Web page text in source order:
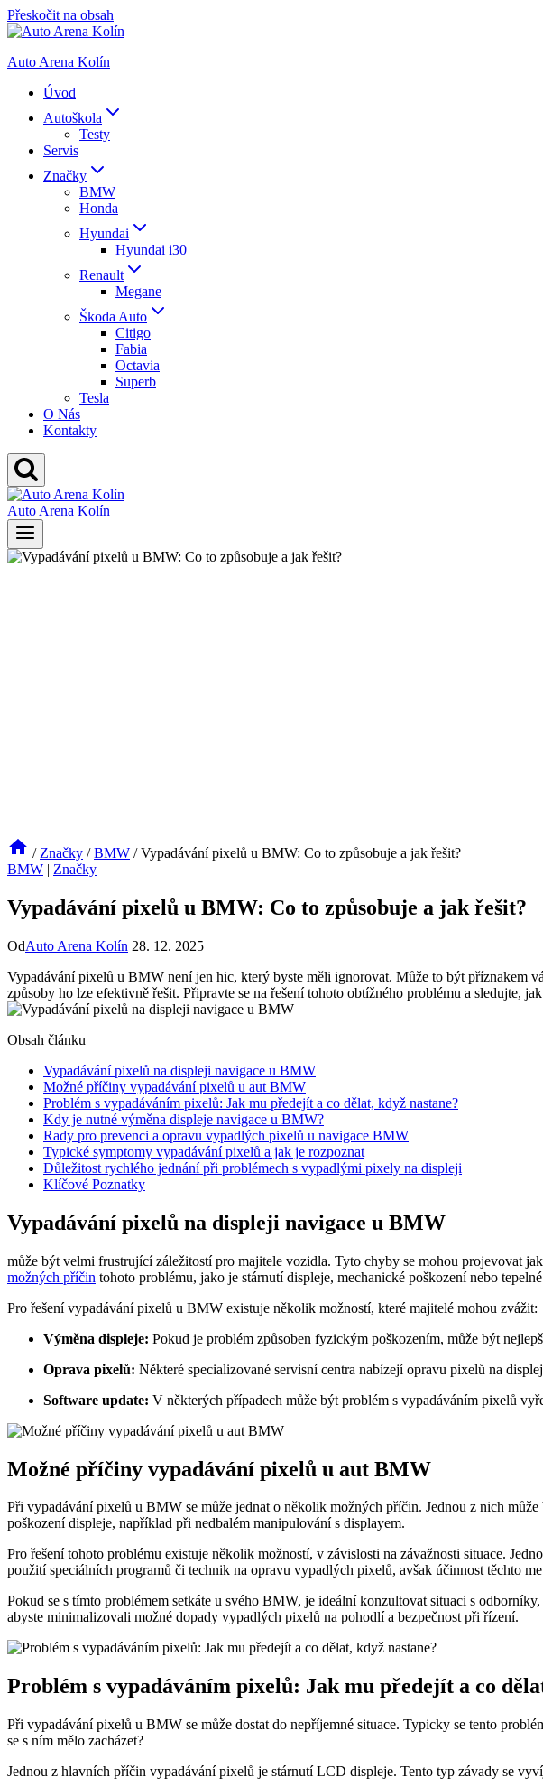
Přeskočit na obsah
Auto Arena Kolín
Úvod
Autoškola
Testy
Servis
Značky
BMW
Honda
Hyundai
Hyundai i30
Renault
Megane
Škoda Auto
Citigo
Fabia
Octavia
Superb
Tesla
O Nás
Kontakty
Auto Arena Kolín
/ Značky / BMW / Vypadávání pixelů u BMW: Co to způsobuje a jak řešit?
BMW | Značky
Vypadávání pixelů u BMW: Co to způsobuje a jak řešit?
OdAuto Arena Kolín 28. 12. 2025
Vypadávání pixelů u BMW není jen hic, který byste měli ignorovat. Může to být příznakem
způsoby ho lze efektivně řešit. Připravte se na řešení tohoto obtížného problému a sledujte,
Obsah článku
Vypadávání pixelů na displeji navigace u BMW
Možné příčiny vypadávání pixelů u aut BMW
Problém s vypadáváním pixelů: Jak mu předejít a co dělat, když nastane?
Kdy je nutné výměna displeje navigace u BMW?
Rady pro prevenci a opravu vypadlých pixelů u navigace BMW
Typické symptomy vypadávání pixelů a jak je rozpoznat
Důležitost rychlého jednání při problémech s vypadlými pixely na displeji
Klíčové Poznatky
Vypadávání pixelů na displeji navigace u BMW
může být velmi frustrující záležitostí pro majitele vozidla. Tyto chyby se mohou projevovat
možných příčin tohoto problému, jako je stárnutí displeje, mechanické poškození nebo
Pro řešení vypadávání pixelů u BMW existuje několik možností, které majitelé mohou zvážit:
Výměna displeje: Pokud je problém způsoben fyzickým poškozením, může být
Oprava pixelů: Některé specializované servisní centra nabízejí opravu pixelů na
Software update: V některých případech může být problém s vypadáváním pixelů
Možné příčiny vypadávání pixelů u aut BMW
Při vypadávání pixelů u BMW se může jednat o několik možných příčin. Jednou z nich
poškození displeje, například při nedbalém manipulování s displayem.
Pro řešení tohoto problému existuje několik možností, v závislosti na závažnosti situace.
použití speciálních programů či technik na opravu vypadlých pixelů, avšak účinnost těchto
Pokud se s tímto problémem setkáte u svého BMW, je ideální konzultovat situaci s
abyste minimalizovali možné dopady vypadlých pixelů na pohodlí a bezpečnost při řízení.
Problém s vypadáváním pixelů: Jak mu předejít a co
Při vypadávání pixelů u BMW se může dostat do nepříjemné situace. Typicky se tento
se s ním mělo zacházet?
Jednou z hlavních příčin vypadávání pixelů je stárnutí LCD displeje. Tento typ závady se